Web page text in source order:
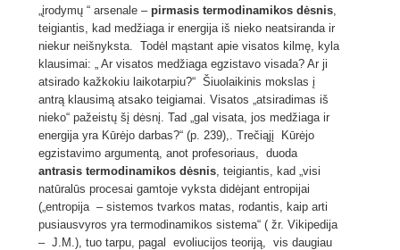
„įrodymų “ arsenale – pirmasis termodinamikos dėsnis,
teigiantis, kad medžiaga ir energija iš nieko neatsiranda ir
niekur neišnyksta. Todėl mąstant apie visatos kilmę, kyla
klausimai: „ Ar visatos medžiaga egzistavo visada? Ar ji
atsirado kažkokiu laikotarpiu?“ Šiuolaikinis mokslas į
antrą klausimą atsako teigiamai. Visatos „atsiradimas iš
nieko“ pažeistų šį dėsnį. Tad „gal visata, jos medžiaga ir
energija yra Kūrėjo darbas?“ (p. 239),. Trečiąjį Kūrėjo
egzistavimo argumentą, anot profesoriaus, duoda
antrasis termodinamikos dėsnis, teigiantis, kad „visi
natūralūs procesai gamtoje vyksta didėjant entropijai
(„entropija – sistemos tvarkos matas, rodantis, kaip arti
pusiausvyros yra termodinamikos sistema“ ( žr. Vikipedija
– J.M.), tuo tarpu, pagal evoliucijos teoriją, vis daugiau